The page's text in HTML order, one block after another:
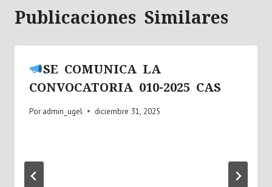
Publicaciones Similares
SE COMUNICA LA
CONVOCATORIA 010-2025 CAS
Por admin_ugel diciembre 31, 2025